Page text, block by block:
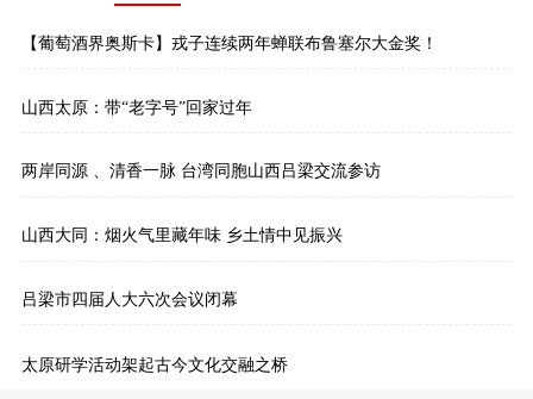
【葡萄酒界奥斯卡】戎子连续两年蝉联布鲁塞尔大金奖！
山西太原：带“老字号”回家过年
两岸同源 、清香一脉 台湾同胞山西吕梁交流参访
山西大同：烟火气里藏年味 乡土情中见振兴
吕梁市四届人大六次会议闭幕
太原研学活动架起古今文化交融之桥